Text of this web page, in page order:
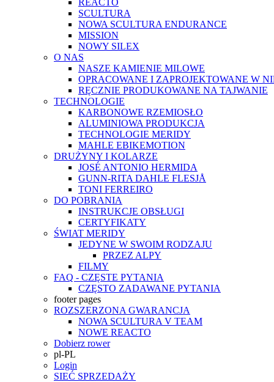
REACTO
SCULTURA
NOWA SCULTURA ENDURANCE
MISSION
NOWY SILEX
O NAS
NASZE KAMIENIE MILOWE
OPRACOWANE I ZAPROJEKTOWANE W
RĘCZNIE PRODUKOWANE NA TAJWANIE
TECHNOLOGIE
KARBONOWE RZEMIOSŁO
ALUMINIOWA PRODUKCJA
TECHNOLOGIE MERIDY
MAHLE EBIKEMOTION
DRUŻYNY I KOLARZE
JOSÉ ANTONIO HERMIDA
GUNN-RITA DAHLE FLESJÅ
TONI FERREIRO
DO POBRANIA
INSTRUKCJE OBSŁUGI
CERTYFIKATY
ŚWIAT MERIDY
JEDYNE W SWOIM RODZAJU
PRZEZ ALPY
FILMY
FAQ - CZĘSTE PYTANIA
CZĘSTO ZADAWANE PYTANIA
footer pages
ROZSZERZONA GWARANCJA
NOWA SCULTURA V TEAM
NOWE REACTO
Dobierz rower
pl-PL
Login
SIEĆ SPRZEDAŻY